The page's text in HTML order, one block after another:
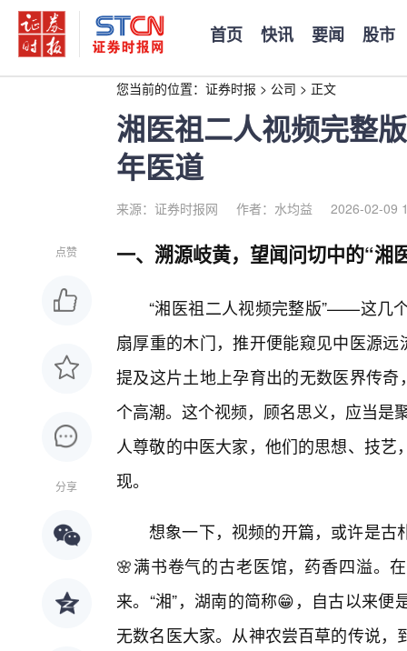
首页 快讯 要闻 股市
您当前的位置： 证券时报 > 公司 > 正文
湘医祖二人视频完整
年医道
来源：证券时报网 作者：水均益 2026-02-09
点赞
分享
一、溯源岐黄，望闻问切中的“湘
“湘医祖二人视频完整版”——这几
扇厚重的木门，推开便能窥见中医源
提及这片土地上孕育出的无数医界传
个高潮。这个视频，顾名思义，应当是
人尊敬的中医大家，他们的思想、技
现。
想象一下，视频的开篇，或许是古
🌸满书卷气的古老医馆，药香四溢。
来。“湘”，湖南的简称😁，自古以来
无数名医大家。从神农尝百草的传说